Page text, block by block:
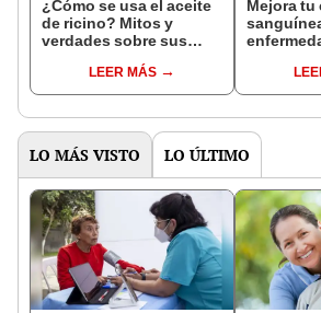
¿Cómo se usa el aceite
de ricino? Mitos y
verdades sobre sus
sirve este producto
natural
LEER MÁS
Mejora
es el
debes
LO MÁS VISTO LO ÚLTIMO